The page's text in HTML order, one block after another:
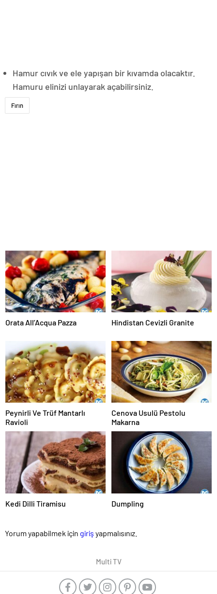
Hamur cıvık ve ele yapışan bir kıvamda olacaktır.
Hamuru elinizi unlayarak açabilirsiniz.
Fırın
Orata All’Acqua Pazza Hindistan Cevizli Granite
Peynirli Ve Trüf Mantarlı
Ravioli
Cenova Usulü Pestolu
Makarna
Kedi Dilli Tiramisu Dumpling
Yorum yapabilmek için giriş yapmalısınız.
Multi TV